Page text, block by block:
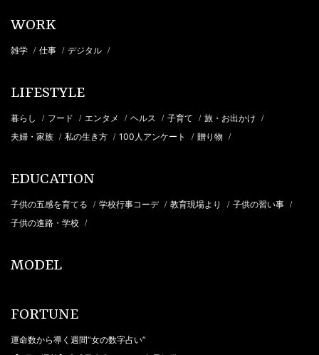
WORK
雑学 / 仕事 / デジタル /
LIFESTYLE
暮らし / フード / エンタメ / ヘルス / 子育て / 旅・お出かけ /
夫婦・家族 / 私の生き方 / 100人アンケート / 贈り物 /
EDUCATION
子供の五感を育てる / 学校行事コーデ / 教育現場より / 子供の習い事 /
子供の進路・学校 /
MODEL
FORTUNE
運命数から導く週間“女の数字占い”